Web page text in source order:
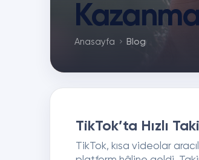
Anasayfa Blog
TikTok’ta Hızlı
TikTok, kısa videolar